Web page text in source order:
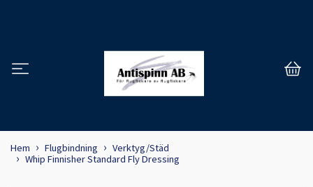
Hem Flugbindning
Verktyg/Städ
Whip Finnisher Standard Fly Dressing